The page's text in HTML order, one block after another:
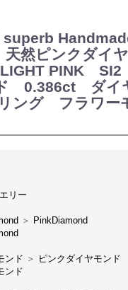
然ピンクダイ
PINK SI2
0.386ct ダイ
グ フラワー
リー
＞ PinkDiamond
ンド ＞ ピンクダイヤモンド
ンド